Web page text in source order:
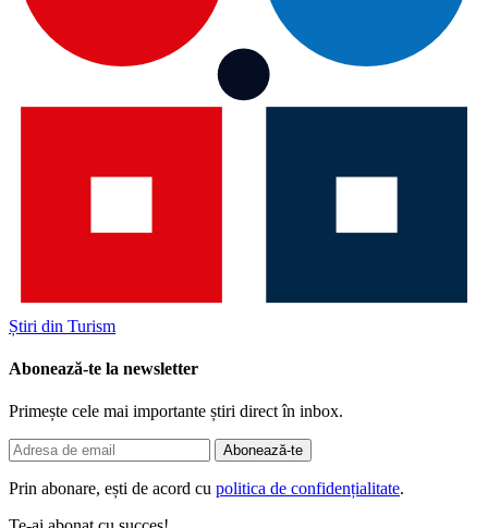
Știri din Turism
Abonează-te la newsletter
Primește cele mai importante știri direct în inbox.
Abonează-te
Prin abonare, ești de acord cu politica de confidențialitate.